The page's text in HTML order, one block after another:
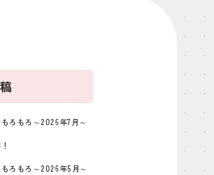
ろもろ～2026年7月～
ろもろ～2026年5月～